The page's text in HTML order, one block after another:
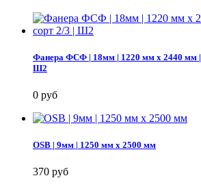
Фанера ФСФ | 18мм | 1220 мм х 2440 мм |
Ш2
0 руб
OSB | 9мм | 1250 мм х 2500 мм
370 руб